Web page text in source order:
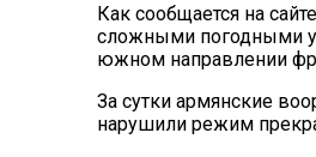
Как сообщается на
сложными погодными
южном направлении
За сутки армянские
нарушили режим